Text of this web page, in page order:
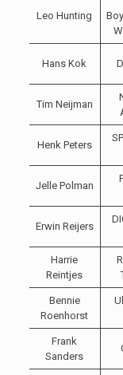
Leo Hunting
Hans Kok
Tim Neijman
Henk Peters
Jelle Polman
Erwin Reijers
Harrie
Reintjes
Bennie
Roenhorst
Frank
Sanders